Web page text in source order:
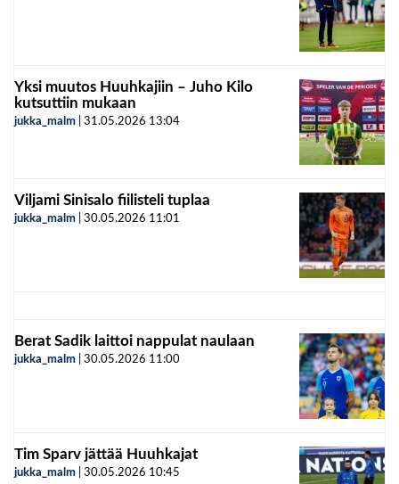
Yksi muutos Huuhkajiin – Juho Kilo
kutsuttiin mukaan
jukka_malm 31.05.2026 13:04
Viljami Sinisalo fiilisteli tuplaa
jukka_malm 30.05.2026 11:01
Berat Sadik laittoi nappulat naulaan
jukka_malm 30.05.2026 11:00
Tim Sparv jättää Huuhkajat
jukka_malm 30.05.2026 10:45